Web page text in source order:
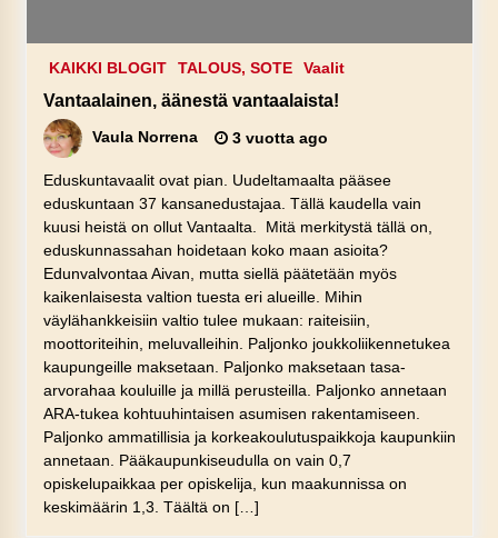
KAIKKI BLOGIT TALOUS, SOTE Vaalit
Vantaalainen, äänestä vantaalaista!
Vaula Norrena 3 vuotta ago
Eduskuntavaalit ovat pian. Uudeltamaalta pääsee
eduskuntaan 37 kansanedustajaa. Tällä kaudella vain
kuusi heistä on ollut Vantaalta. Mitä merkitystä tällä on,
eduskunnassahan hoidetaan koko maan asioita?
Edunvalvontaa Aivan, mutta siellä päätetään myös
kaikenlaisesta valtion tuesta eri alueille. Mihin
väylähankkeisiin valtio tulee mukaan: raiteisiin,
moottoriteihin, meluvalleihin. Paljonko joukkoliikennetukea
kaupungeille maksetaan. Paljonko maksetaan tasa-
arvorahaa kouluille ja millä perusteilla. Paljonko annetaan
ARA-tukea kohtuuhintaisen asumisen rakentamiseen.
Paljonko ammatillisia ja korkeakoulutuspaikkoja kaupunkiin
annetaan. Pääkaupunkiseudulla on vain 0,7
opiskelupaikkaa per opiskelija, kun maakunnissa on
keskimäärin 1,3. Täältä on […]